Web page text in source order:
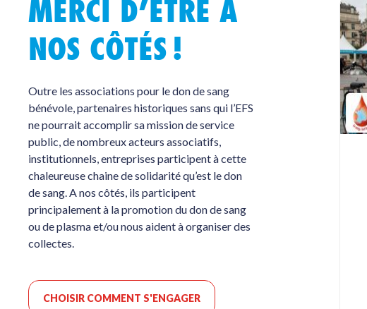
MERCI D’ÊTRE À
NOS CÔTÉS !
Outre les associations pour le don de sang
bénévole, partenaires historiques sans qui l’EFS
ne pourrait accomplir sa mission de service
public, de nombreux acteurs associatifs,
institutionnels, entreprises participent à cette
chaleureuse chaine de solidarité qu’est le don
de sang. A nos côtés, ils participent
principalement à la promotion du don de sang
ou de plasma et/ou nous aident à organiser des
collectes.
CHOISIR COMMENT S'ENGAGER